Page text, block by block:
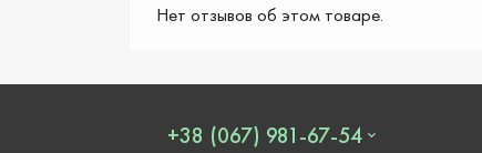
Нет отзывов об этом товаре.
+38 (067) 981-67-54